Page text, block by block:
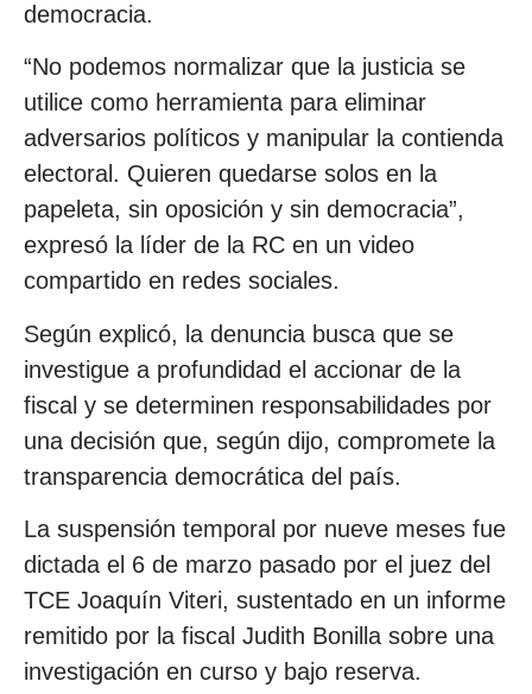
democracia.
“No podemos normalizar que la justicia se
utilice como herramienta para eliminar
adversarios políticos y manipular la contienda
electoral. Quieren quedarse solos en la
papeleta, sin oposición y sin democracia”,
expresó la líder de la RC en un video
compartido en redes sociales.
Según explicó, la denuncia busca que se
investigue a profundidad el accionar de la
fiscal y se determinen responsabilidades por
una decisión que, según dijo, compromete la
transparencia democrática del país.
La suspensión temporal por nueve meses fue
dictada el 6 de marzo pasado por el juez del
TCE Joaquín Viteri, sustentado en un informe
remitido por la fiscal Judith Bonilla sobre una
investigación en curso y bajo reserva.